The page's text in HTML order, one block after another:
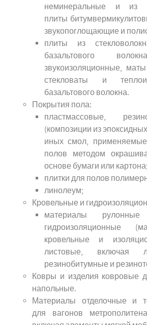
неминеральные и из
плиты
звукопоглощающие и
плиты из
базальтового
звукоизоляционные,
стекловаты и
базальтового волокна.
Покрытия пола:
пластмассовые,
(композиции из
иных смол, применяемые
полов методом
основе бумаги или картона;
плитки для полов
линолеум;
Кровельные и
материалы
гидроизоляционные
кровельные и
листовые, включая
резинобитумные и
Ковры и изделия ковровые
напольные.
Материалы отделочные и
для вагонов